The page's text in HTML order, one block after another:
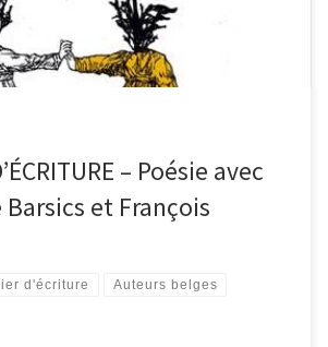
– Poésie avec
et François
d'écriture Auteurs belges